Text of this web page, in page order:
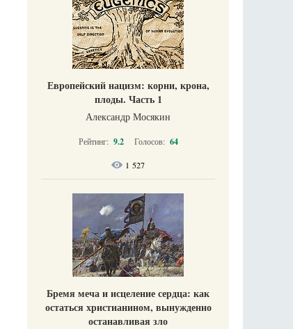
Европейский нацизм: корни, крона,
плоды. Часть 1
Александр Мосякин
Рейтинг: 9.2 Голосов: 64
1 527
Бремя меча и исцеление сердца: как
остаться христианином, вынужденно
останавливая зло